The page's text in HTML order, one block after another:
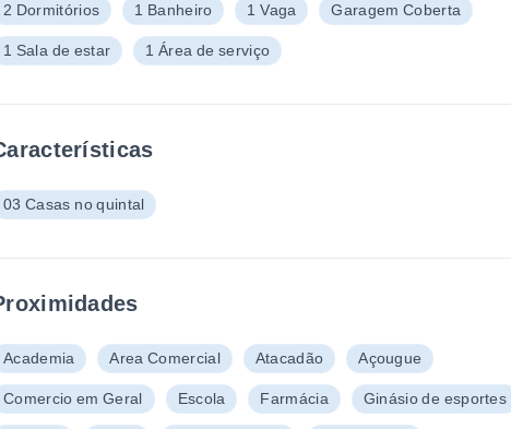
2 Dormitórios 1 Banheiro 1 Vaga Garagem Coberta
1 Sala de estar 1 Área de serviço
03 Casas no quintal
Academia Area Comercial Atacadão Açougue
Comercio em Geral Escola Farmácia Ginásio de esportes